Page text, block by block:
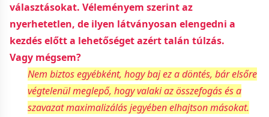
választásokat. Véleményem szerint az
nyerhetetlen, de ilyen látványosan elengedni a
kezdés előtt a lehetőséget azért talán túlzás.
Vagy mégsem?
Nem biztos egyébként, hogy baj ez a döntés, bár elsőre
végtelenül meglepő, hogy valaki az összefogás és a
szavazat maximalizálás jegyében elhajtson másokat.